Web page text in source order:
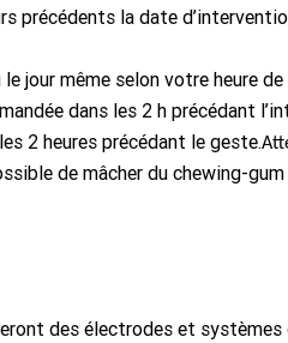
précédents la date
jour même selon votre heure
dans les 2 h précédant
2 heures précédant le geste.
de mâcher du chewing-gum
des électrodes et systèmes